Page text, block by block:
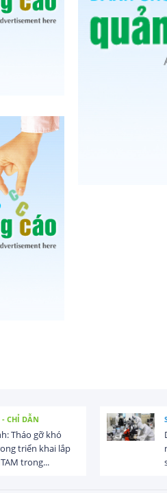
SẢN PHẨM, CÔNG NGHỆ
Danh mục dịch vụ sự
nghiệp công sử dụng ngân
sách nhà nước trong...